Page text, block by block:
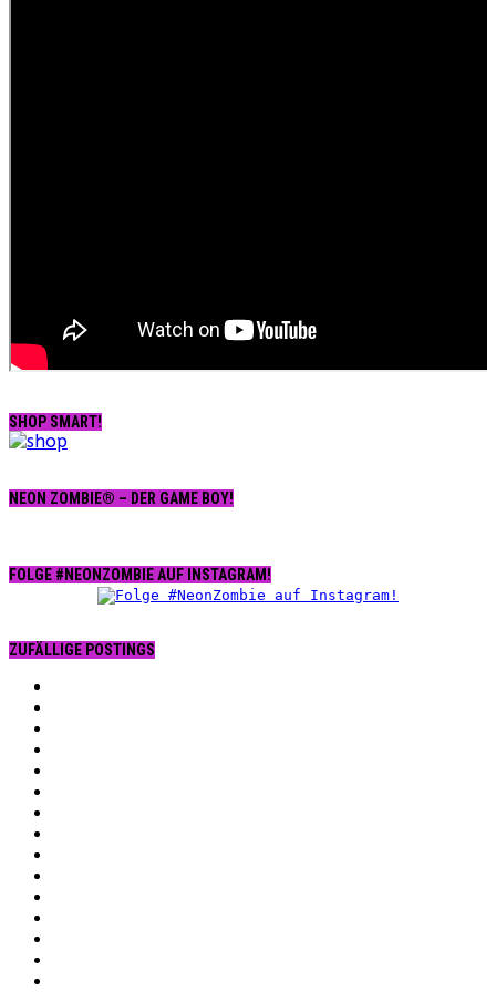
SHOP SMART!
NEON ZOMBIE® – DER GAME BOY!
FOLGE #NEONZOMBIE AUF INSTAGRAM!
ZUFÄLLIGE POSTINGS